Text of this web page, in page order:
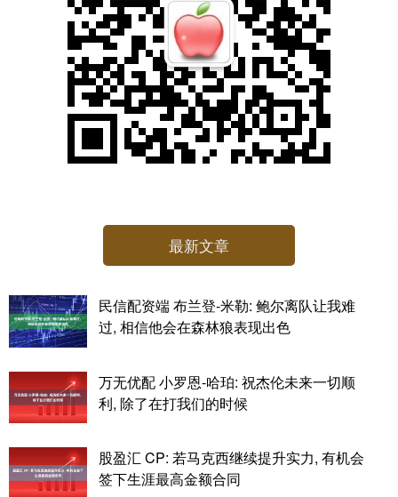
最新文章
民信配资端 布兰登-米勒: 鲍尔离队让我难
过, 相信他会在森林狼表现出色
万无优配 小罗恩-哈珀: 祝杰伦未来一切顺
利, 除了在打我们的时候
股盈汇 CP: 若马克西继续提升实力, 有机会
签下生涯最高金额合同